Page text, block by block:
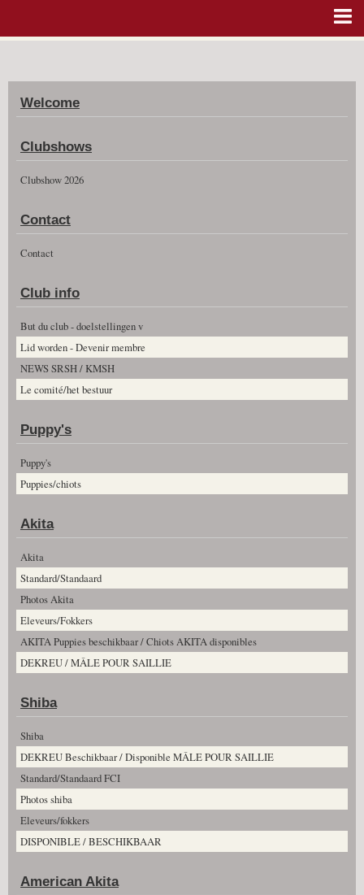
Album photos
Agenda
Guestbook
News
Clubshow 2026
Welcome
Clubshows
Clubshow 2026
Contact
Contact
Club info
But du club - doelstellingen v
Lid worden - Devenir membre
NEWS SRSH / KMSH
Le comité/het bestuur
Puppy's
Puppy's
Puppies/chiots
Akita
Akita
Standard/Standaard
Photos Akita
Eleveurs/Fokkers
AKITA Puppies beschikbaar / Chiots AKITA disponibles
DEKREU / MÂLE POUR SAILLIE
Shiba
Shiba
DEKREU Beschikbaar / Disponible MÂLE POUR SAILLIE
Standard/Standaard FCI
Photos shiba
Eleveurs/fokkers
DISPONIBLE / BESCHIKBAAR
American Akita